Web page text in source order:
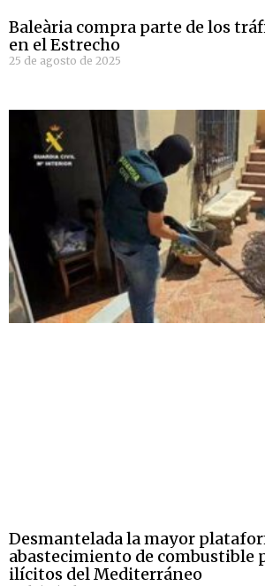
Baleària compra parte de los
en el Estrecho
25 de agosto de 2025
Desmantelada la mayor
abastecimiento de combustible
ilícitos del Mediterráneo